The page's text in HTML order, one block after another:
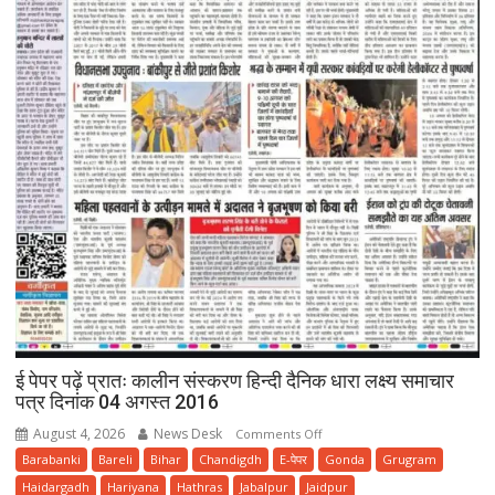
ई पेपर पढ़ें प्रातः कालीन संस्करण हिन्दी दैनिक धारा लक्ष्य समाचार
पत्र दिनांक 04 अगस्त 2016
August 4, 2026 News Desk Comments Offon
ई
पेपर
Barabanki Bareli Bihar Chandigdh E-पेपर Gonda
Grugram
Haidargadh
Hariyana Hathras Jabalpur
Jaidpur